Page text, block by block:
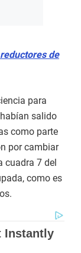
de
para
salido
como parte
por cambiar
cuadra 7 del
como es